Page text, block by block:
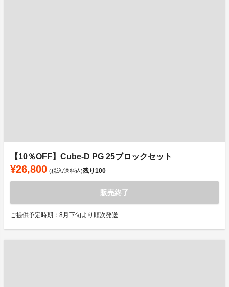
【10％OFF】Cube-D PG 25ブロックセット
¥26,800 (税込/送料込)残り100
販売終了
ご提供予定時期：8月下旬より順次発送